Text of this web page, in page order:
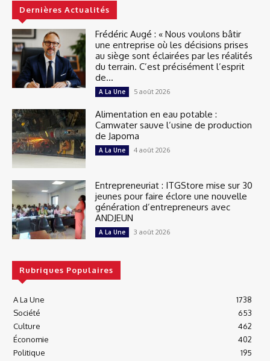
Dernières Actualités
Frédéric Augé : « Nous voulons bâtir
une entreprise où les décisions prises
au siège sont éclairées par les réalités
du terrain. C’est précisément l’esprit
de...
A La Une 5 août 2026
Alimentation en eau potable :
Camwater sauve l’usine de production
de Japoma
A La Une 4 août 2026
Entrepreneuriat : ITGStore mise sur 30
jeunes pour faire éclore une nouvelle
génération d’entrepreneurs avec
ANDJEUN
A La Une 3 août 2026
Rubriques Populaires
A La Une
1738
Société
653
Culture
462
Économie
402
Politique
195